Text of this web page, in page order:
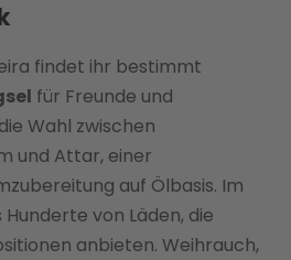
findet ihr bestimmt
für Freunde und
Wahl zwischen
und Attar, einer
auf Ölbasis. Im
von Läden, die
anbieten. Weihrauch,